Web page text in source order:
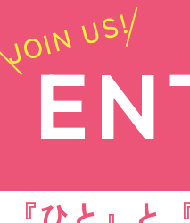
JOIN US!